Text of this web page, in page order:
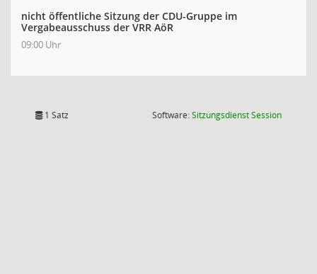
nicht öffentliche Sitzung der CDU-Gruppe im
Vergabeausschuss der VRR AöR
09:00 Uhr
1 Satz Software:SitzungsdienstSession(Wird in